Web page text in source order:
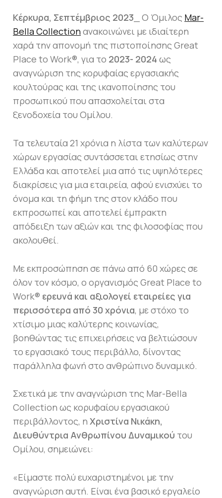
Κέρκυρα, Σεπτέμβριος 2023 _ Ο Όμιλος Mar-
Bella Collectionανακοινώνει με ιδιαίτερη
χαρά την απονομή της πιστοποίησης Great
Place to Work®, για το 2023- 2024 ως
αναγνώριση της κορυφαίας εργασιακής
κουλτούρας και της ικανοποίησης του
προσωπικού που απασχολείται στα
ξενοδοχεία του Ομίλου.
Τα τελευταία 21 χρόνια η λίστα των καλύτερων
χώρων εργασίας συντάσσεται ετησίως στην
Ελλάδα και αποτελεί μια από τις υψηλότερες
διακρίσεις για μια εταιρεία, αφού ενισχύει το
όνομα και τη φήμη της στον κλάδο που
εκπροσωπεί και αποτελεί έμπρακτη
απόδειξη των αξιών και της φιλοσοφίας που
ακολουθεί.
Με εκπροσώπηση σε πάνω από 60 χώρες σε
όλον τον κόσμο, ο οργανισμός Great Place to
Work® ερευνά και αξιολογεί εταιρείες για
περισσότερα από 30 χρόνια, με στόχο το
χτίσιμο μιας καλύτερης κοινωνίας,
βοηθώντας τις επιχειρήσεις να βελτιώσουν
το εργασιακό τους περιβάλλο, δίνοντας
παράλληλα φωνή στο ανθρώπινο δυναμικό.
Σχετικά με την αναγνώριση της Mar-Bella
Collection ως κορυφαίου εργασιακού
περιβάλλοντος, ηΧριστίνα Νικάκη,
Διευθύντρια Ανθρωπίνου Δυναμικού του
Ομίλου, σημειώνει:
«Είμαστε πολύ ευχαριστημένοι με την
αναγνώριση αυτή. Είναι ένα βασικό εργαλείο